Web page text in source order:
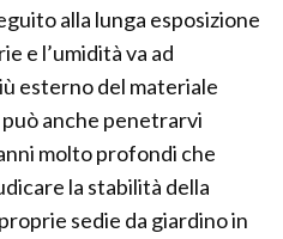
alla lunga esposizione
e l’umidità va ad
esterno del materiale
anche penetrarvi
molto profondi che
la stabilità della
sedie da giardino in